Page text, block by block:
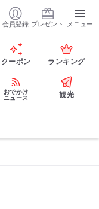
会員登録 プレゼント メニュー
クーポン ランキング
おでかけ
ニュース
観光